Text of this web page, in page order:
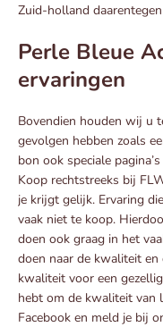
Zuid-holland
Perle Bleue
ervaringen
Bovendien houden wij u
gevolgen hebben zoals
bon ook speciale
Koop rechtstreeks bij
je krijgt gelijk. Ervaring
vaak niet te koop.
doen ook graag in het
doen naar de kwaliteit
kwaliteit voor een
hebt om de kwaliteit van
Facebook en meld je bij